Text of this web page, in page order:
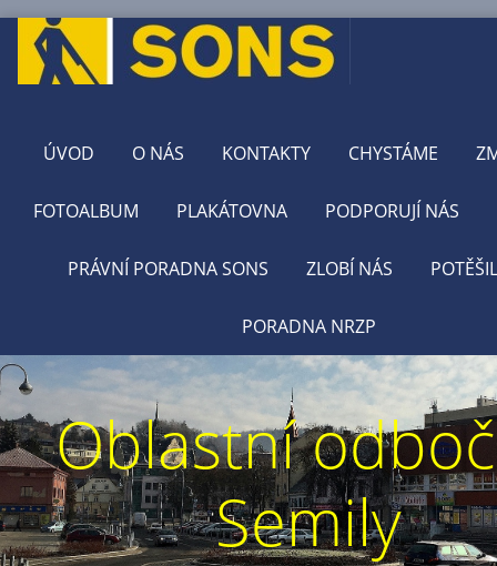
ÚVOD O NÁS KONTAKTY CHYSTÁME
FOTOALBUM PLAKÁTOVNA PODPORUJÍ NÁS
PRÁVNÍ PORADNA SONS ZLOBÍ NÁS
PORADNA NRZP
Oblastní
Semily